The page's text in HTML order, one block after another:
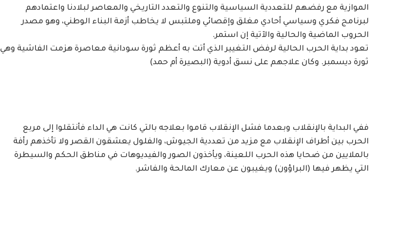
الموازية مع رفضهم للتعددية السياسية والتنوع والتعدد التاريخي والمعاصر لبلادنا واعتمادهم
لبرنامج فكري وسياسي أحادي مغلق وإقصائي وملتبس لا يخاطب أزمة البناء الوطني، وهو مصدر
الحروب الماضية والحالية والآتية إن استمر.
تعود بداية الحرب الحالية لرفض التغيير الذي أتت به أعظم ثورة سودانية معاصرة هزمت الفاشية وهي
ثورة ديسمبر. وكان علاجهم على نسق أدوية (البصيرة أم حمد)
ففي البداية بالإنقلاب وبعدما فشل الإنقلاب قاموا بعلاجه بالتي كانت هي الداء فأنتقلوا إلى مربع
الحرب بين أطراف الإنقلاب مع مزيد من تعددية الجيوش، والفلول يعشقون القصر ولا تأخذهم رأفة
بالملايين من ضحايا هذه الحرب اللعينة، ويأخذون الصور والفيديوهات في مناطق الحكم والسيطرة
التي يظهر فيها (البراؤون) ويغيبون عن معارك المالحة والفاشر.